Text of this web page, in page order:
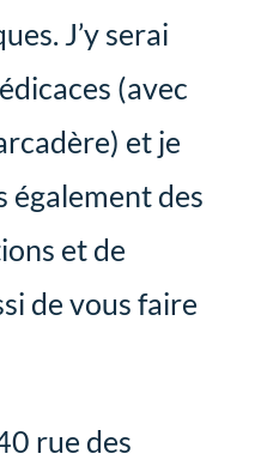
J’y serai
(avec
et je
également des
et de
de vous faire
rue des